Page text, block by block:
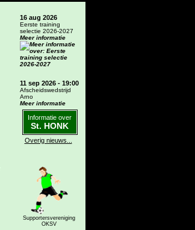
16 aug 2026
Eerste training
selectie 2026-2027
Meer informatie
11 sep 2026 - 19:00
Afscheidswedstrijd
Arno
Meer informatie
Informatie over
St. HONK
Overig nieuws...
Supportersvereniging
OKSV